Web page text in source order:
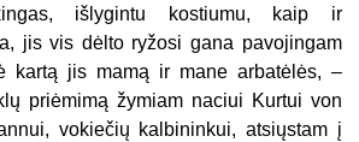
išlygintu kostiumu, kaip ir
jis vis dėlto ryžosi gana pavojingam
kartą jis mamą ir mane arbatėlės, –
priėmimą žymiam naciui Kurtui von
vokiečių kalbininkui, atsiųstam į